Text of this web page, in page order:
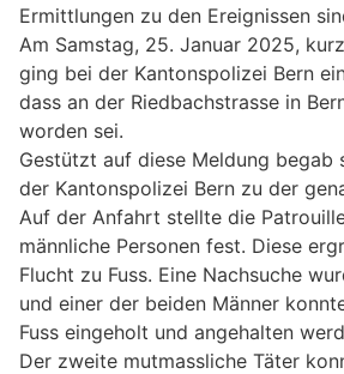
Ermittlungen zu den Ereignissen
Am Samstag, 25. Januar 2025,
ging bei der Kantonspolizei Bern
dass an der Riedbachstrasse in
worden sei.
Gestützt auf diese Meldung begab
der Kantonspolizei Bern zu der
Auf der Anfahrt stellte die
männliche Personen fest. Diese
Flucht zu Fuss. Eine Nachsuche
und einer der beiden Männer
Fuss eingeholt und angehalten
Der zweite mutmassliche Täter